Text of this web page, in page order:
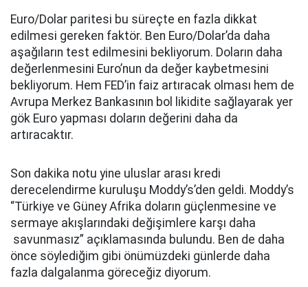
Euro/Dolar paritesi bu süreçte en fazla dikkat
edilmesi gereken faktör. Ben Euro/Dolar’da daha
aşağıların test edilmesini bekliyorum. Doların daha
değerlenmesini Euro’nun da değer kaybetmesini
bekliyorum. Hem FED’in faiz artıracak olması hem de
Avrupa Merkez Bankasının bol likidite sağlayarak yer
gök Euro yapması doların değerini daha da
artıracaktır.
Son dakika notu yine uluslar arası kredi
derecelendirme kuruluşu Moddy’s’den geldi. Moddy’s
“Türkiye ve Güney Afrika doların güçlenmesine ve
sermaye akışlarındaki değişimlere karşı daha
savunmasız” açıklamasında bulundu. Ben de daha
önce söylediğim gibi önümüzdeki günlerde daha
fazla dalgalanma göreceğiz diyorum.